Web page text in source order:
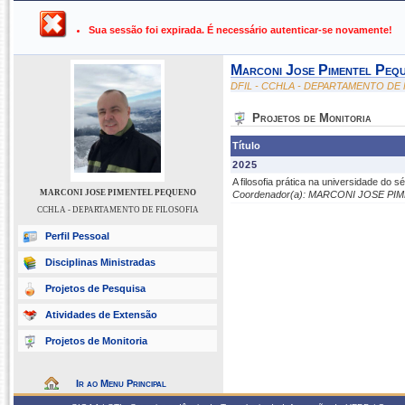
UFPB ›
Sua sessão foi expirada. É necessário autenticar-se novamente!
MARCONI JOSE PIMENTEL PEQUENO
CCHLA - DEPARTAMENTO DE FILOSOFIA
Perfil Pessoal
Disciplinas Ministradas
Projetos de Pesquisa
Atividades de Extensão
Projetos de Monitoria
Ir ao Menu Principal
Marconi Jose Pimentel
DFIL - CCHLA - DEPARTAMENTO DE
Projetos de Monitoria
Título
2025
A filosofia prática na universidade do
Coordenador(a): MARCONI JOSE